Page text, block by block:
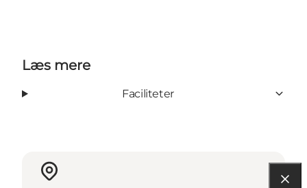
Læs mere
Faciliteter